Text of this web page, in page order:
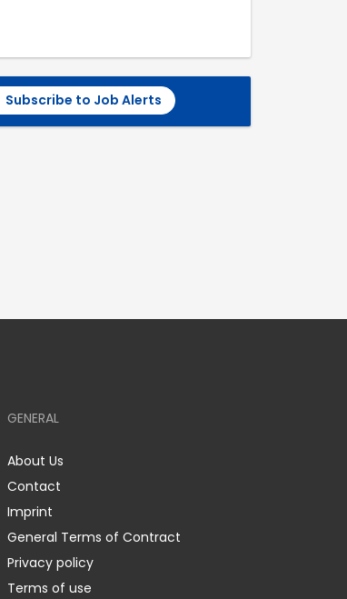
Subscribe to Job Alerts
GENERAL
About Us
Contact
Imprint
General Terms of Contract
Privacy policy
Terms of use